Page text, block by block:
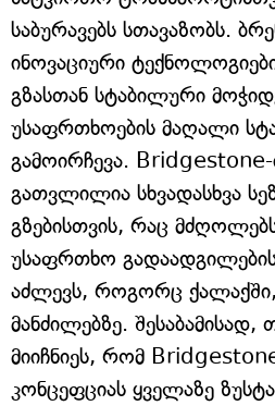
საბურავებს სთავაზობს.
ინოვაციური
გზასთან სტაბილური
უსაფრთხოების მაღალი
გამოირჩევა. Bridgestone-
გათვლილია სხვადასხვა
გზებისთვის, რაც
უსაფრთხო
აძლევს, როგორც
მანძილებზე.
მიიჩნიეს, რომ Bridgestone
კონცეფციას ყველაზე